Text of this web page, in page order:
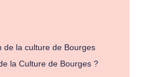
de la culture de Bourges
la Culture de Bourges ?